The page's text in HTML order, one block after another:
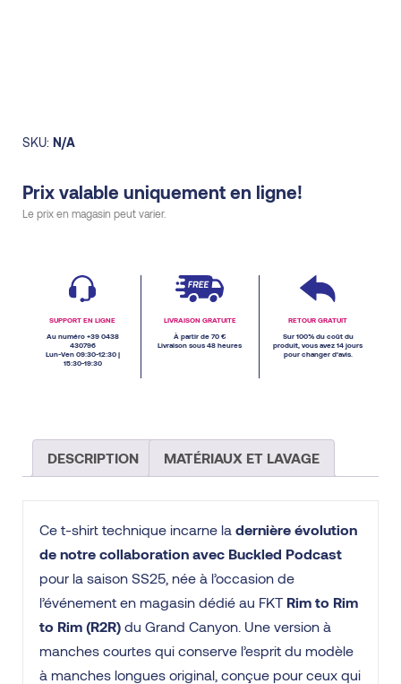
SKU: N/A
Prix valable uniquement en ligne!
Le prix en magasin peut varier.
SUPPORT EN LIGNE
Au numéro +39 0438
430796
Lun-Ven 09:30-12:30 |
15:30-19:30
LIVRAISON GRATUITE
À partir de 70 €
Livraison sous 48 heures
RETOUR GRATUIT
Sur 100% du coût du
produit, vous avez 14 jours
pour changer d’avis.
DESCRIPTION MATÉRIAUX ET LAVAGE
Ce t-shirt technique incarne la dernière évolution
de notre collaboration avec Buckled Podcast
pour la saison SS25, née à l’occasion de
l’événement en magasin dédié au FKT Rim to Rim
to Rim (R2R) du Grand Canyon. Une version à
manches courtes qui conserve l’esprit du modèle
à manches longues original, conçue pour ceux qui